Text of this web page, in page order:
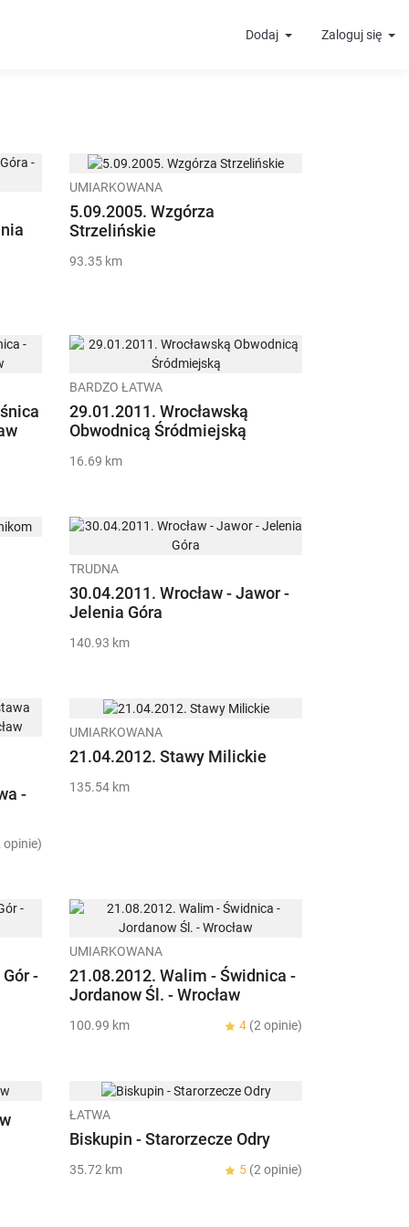
Dodaj Zaloguj się
UMIARKOWANA
5.09.2005. Wzgórza
Strzelińskie
93.35 km
BARDZO ŁATWA
29.01.2011. Wrocławską
Obwodnicą Śródmiejską
16.69 km
TRUDNA
30.04.2011. Wrocław - Jawor -
Jelenia Góra
140.93 km
-
opinie)
UMIARKOWANA
21.04.2012. Stawy Milickie
135.54 km
-
UMIARKOWANA
21.08.2012. Walim - Świdnica -
Jordanow Śl. - Wrocław
100.99 km 4 (2 opinie)
ŁATWA
Biskupin - Starorzecze Odry
35.72 km 5 (2 opinie)